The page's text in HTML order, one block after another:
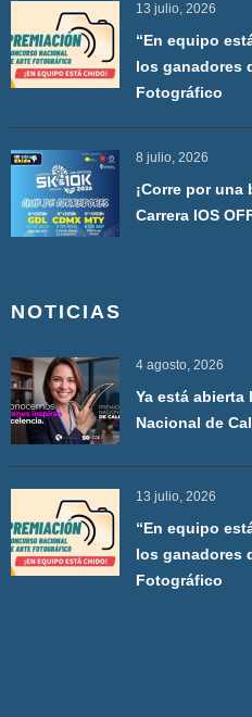
13 julio, 2026
“En equipo
los ganadores
Fotográfico
8 julio, 2026
¡Corre por
Carrera IOS
NOTICIAS
4 agosto, 2026
Ya está abierta
Nacional de
13 julio, 2026
“En equipo
los ganadores
Fotográfico